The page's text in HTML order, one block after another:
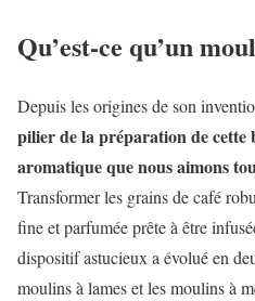
Qu’est-ce qu’un
Depuis les origines de son
pilier de la préparation de cette
aromatique que nous aimons
Transformer les grains de café
fine et parfumée prête à être
dispositif astucieux a évolué en
moulins à lames et les moulins à